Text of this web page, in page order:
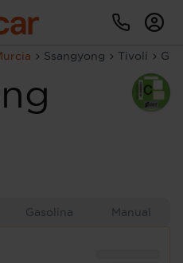
Ssangyong Tivoli
Gasolina Manual